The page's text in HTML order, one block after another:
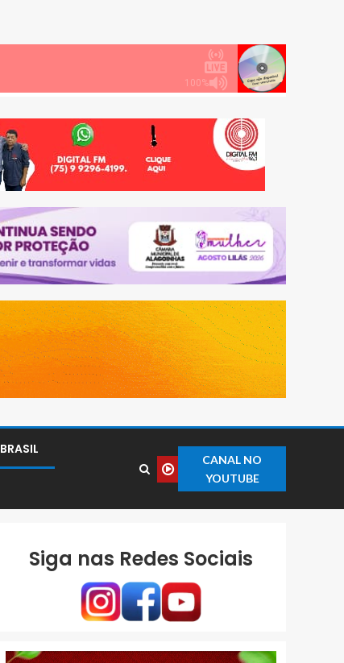
BRASIL
CANAL NO
YOUTUBE
Siga nas Redes Sociais